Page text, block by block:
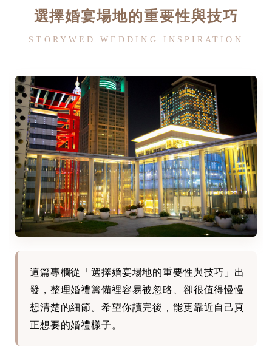
選擇婚宴場地的重要性與技巧
STORYWED WEDDING INSPIRATION
這篇專欄從「選擇婚宴場地的重要性與技巧」出
發，整理婚禮籌備裡容易被忽略、卻很值得慢慢
想清楚的細節。希望你讀完後，能更靠近自己真
正想要的婚禮樣子。